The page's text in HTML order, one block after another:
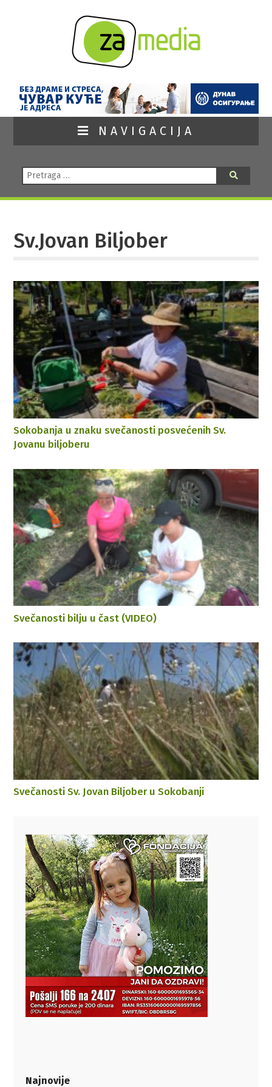
NAVIGACIJA
Pretraga:
Sv.Jovan Biljober
Sokobanja u znaku svečanosti posvećenih Sv.
Jovanu biljoberu
Svečanosti bilju u čast (VIDEO)
Svečanosti Sv. Jovan Biljober u Sokobanji
Najnovije